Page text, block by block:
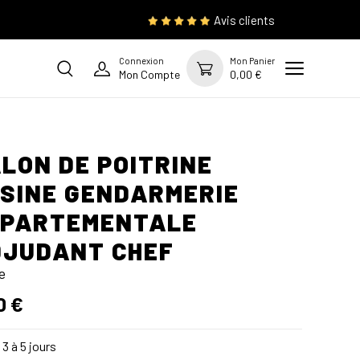
Avis clients
Connexion
Mon Compte
Mon Panier
0,00 €
DE POITRINE
GENDARMERIE
CHEF
€
3 à 5 jours